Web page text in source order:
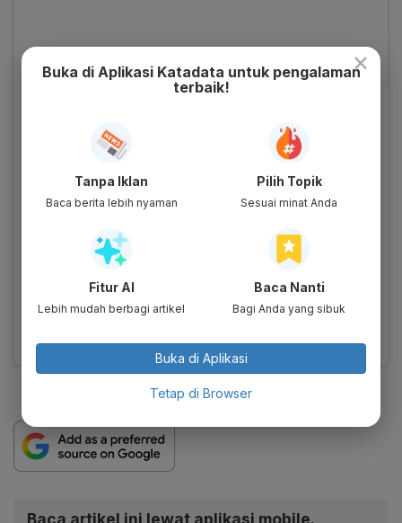
View this post on Instagram
A post shared by atalia praratya (@ataliapr)
×
Buka di Aplikasi Katadata untuk pengalaman
terbaik!
Tanpa Iklan
Baca berita lebih nyaman
Pilih Topik
Sesuai minat Anda
Fitur AI
Lebih mudah berbagi artikel
Baca Nanti
Bagi Anda yang sibuk
Buka di Aplikasi
Tetap di Browser